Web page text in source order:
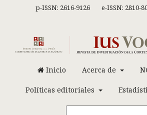
Inicio Acerca de
Políticas editoriales
p-ISSN: 2616-9126 e-ISSN: 2810-